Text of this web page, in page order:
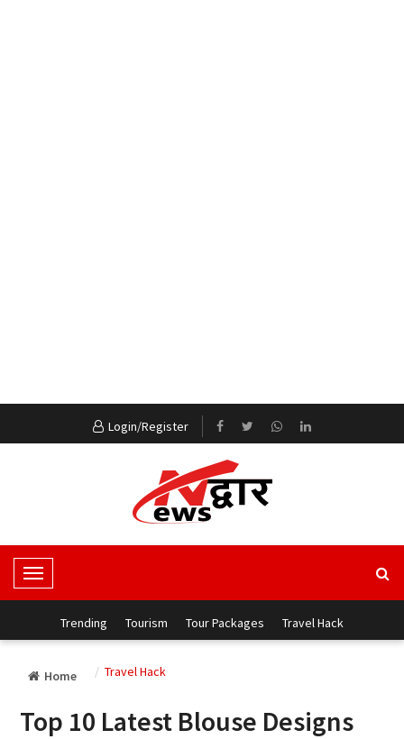
Login/Register
T
o
g
e
a
Trending Tourism Tour Packages Travel Hack
Home Travel Hack
Top 10 Latest Blouse Designs